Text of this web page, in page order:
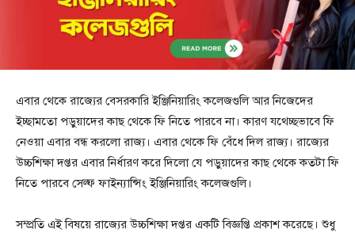
এবার থেকে রাজ্যের বেসরকারি ইঞ্জিনিয়ারিং কলেজগুলি আর নিজেদের
ইচ্ছামতো পড়ুয়াদের কাছ থেকে ফি নিতে পারবে না। কারণ যথেচ্ছভাবে ফি
নেওয়া এবার বন্ধ করলো রাজ্য। এবার থেকে ফি বেঁধে দিল রাজ্য। রাজ্যের
উচ্চশিক্ষা দপ্তর এবার নির্ধারণ করে দিলো যে পড়ুয়াদের কাছ থেকে কতটা ফি
নিতে পারবে সেল্ফ ফাইন্যান্সিং ইঞ্জিনিয়ারিং কলেজগুলি।
সম্প্রতি এই বিষয়ে রাজ্যের উচ্চশিক্ষা দপ্তর একটি বিজ্ঞপ্তি প্রকাশ করেছে। শুধু